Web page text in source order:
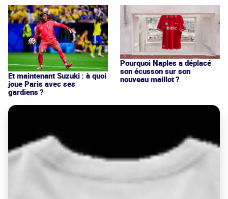
Et maintenant Suzuki : à quoi
joue Paris avec ses
gardiens ?
Pourquoi Naples a déplacé
son écusson sur son
nouveau maillot ?